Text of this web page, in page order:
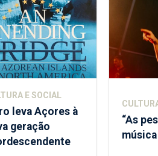
E SOCIAL
leva Açores à
geração
“As